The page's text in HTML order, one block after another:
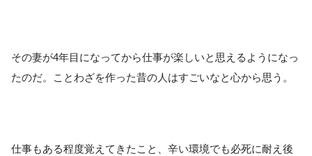
その妻が4年目になってから仕事が楽しいと思えるようになっ
たのだ。ことわざを作った昔の人はすごいなと心から思う。
仕事もある程度覚えてきたこと、辛い環境でも必死に耐え後